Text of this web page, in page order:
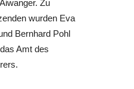
Zu
wurden Eva
Bernhard Pohl
Amt des